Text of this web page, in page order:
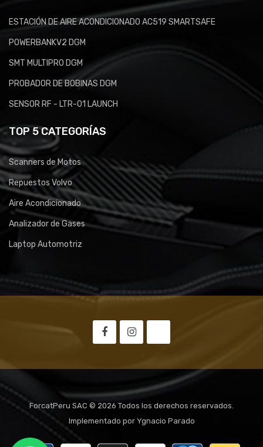
ESTACIÓN DE AIRE ACONDICIONADO AC519 SMARTSAFE
POWERBANKV2 DGM
SMT MULTIPRO DGM
PROBADOR DE BOBINAS DGM
SENSOR RF - LTR-01 LAUNCH
TOP 5 CATEGORÍAS
Scanners de Motos
Repuestos Volvo
Aire Acondicionado
Analizador de Gases
Laptop Automotriz
ForcatPeru SAC © 2026 Todos los derechos reservados.
Implementado por Ygnacio Parado